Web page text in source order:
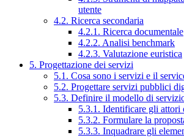
utente
4.2. Ricerca secondaria
4.2.1. Ricerca documentale
4.2.2. Analisi benchmark
4.2.3. Valutazione euristica
5. Progettazione dei servizi
5.1. Cosa sono i servizi e il
5.2. Progettare servizi pubblici
5.3. Definire il modello di
5.3.1. Identificare gli attori
5.3.2. Formulare la
5.3.3. Inquadrare gli